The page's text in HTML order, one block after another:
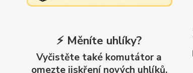
⚡ Měníte uhlíky?
Vyčistěte také komutátor a
omezte jiskření nových uhlíků.